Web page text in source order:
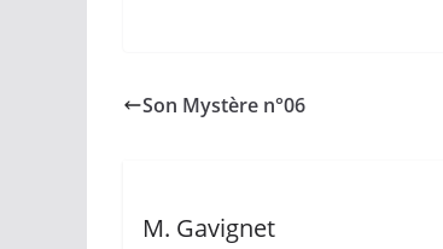
Son Mystère n°06
M. Gavignet